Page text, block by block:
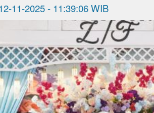
11-2025 - 11:39:06 WIB